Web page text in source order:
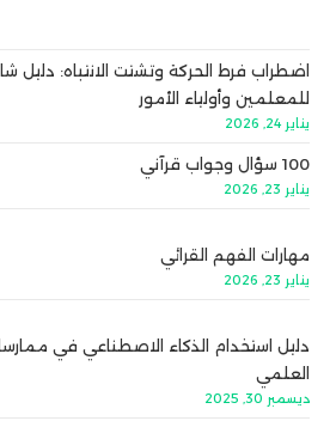
اضطراب فرط الحركة وتشتت الانتباه: دليل
للمعلمين وأولياء الأمور
يناير 24, 2026
100 سؤال وجواب قرآني
يناير 23, 2026
مهارات الفهم القرائي
يناير 23, 2026
دليل استخدام الذكاء الاصطناعي في
العلمي
ديسمبر 30, 2025